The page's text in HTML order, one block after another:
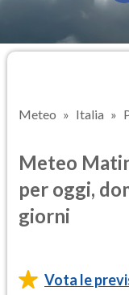
Meteo Italia
Meteo
per oggi,
giorni
Vota le